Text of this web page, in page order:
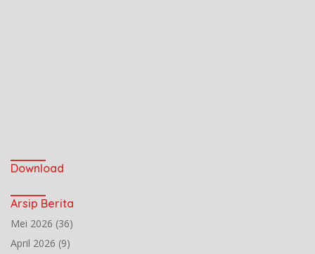
Download
Arsip Berita
Mei 2026 (36)
April 2026 (9)